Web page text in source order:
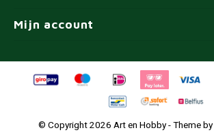
Mijn account
© Copyright 2026 Art en Hobby - Theme by